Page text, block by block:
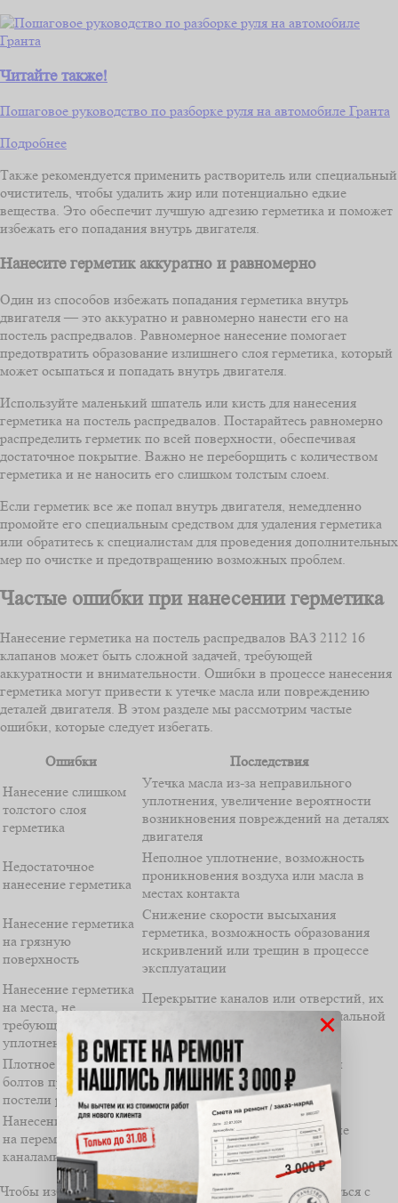
Читайте также!
Пошаговое руководство по разборке руля на автомобиле Гранта
Подробнее
Также рекомендуется применить растворитель или специальный
очиститель, чтобы удалить жир или потенциально едкие
вещества. Это обеспечит лучшую адгезию герметика и поможет
избежать его попадания внутрь двигателя.
Нанесите герметик аккуратно и равномерно
Один из способов избежать попадания герметика внутрь
двигателя — это аккуратно и равномерно нанести его на
постель распредвалов. Равномерное нанесение помогает
предотвратить образование излишнего слоя герметика, который
может осыпаться и попадать внутрь двигателя.
Используйте маленький шпатель или кисть для нанесения
герметика на постель распредвалов. Постарайтесь равномерно
распределить герметик по всей поверхности, обеспечивая
достаточное покрытие. Важно не переборщить с количеством
герметика и не наносить его слишком толстым слоем.
Если герметик все же попал внутрь двигателя, немедленно
промойте его специальным средством для удаления герметика
или обратитесь к специалистам для проведения дополнительных
мер по очистке и предотвращению возможных проблем.
Частые ошибки при нанесении герметика
Нанесение герметика на постель распредвалов ВАЗ 2112 16
клапанов может быть сложной задачей, требующей
аккуратности и внимательности. Ошибки в процессе нанесения
герметика могут привести к утечке масла или повреждению
деталей двигателя. В этом разделе мы рассмотрим частые
ошибки, которые следует избегать.
Ошибки
Последствия
Нанесение слишком
толстого слоя
герметика
Утечка масла из-за неправильного
уплотнения, увеличение вероятности
возникновения повреждений на деталях
двигателя
Недостаточное
нанесение герметика
Неполное уплотнение, возможность
проникновения воздуха или масла в
местах контакта
Нанесение герметика
на грязную
поверхность
Снижение скорости высыхания
герметика, возможность образования
искривлений или трещин в процессе
эксплуатации
Нанесение герметика
на места, не
требующие
уплотнения
Перекрытие каналов или отверстий, их
замасливание и нарушение нормальной
Плотное скручивание
болтов при установке
постели распредвалов
Перекосы и деформации деталей
двигателя, утечка масла из-за
неправильного уплотнения
Нанесение герметика
на перемычки между
каналами
Блокировка каналов и нарушение
нормального потока масла
Чтобы избежать этих ошибок, рекомендуется ознакомиться с
×